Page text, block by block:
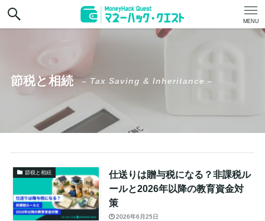
MENU
節税と相続 – Tax Saving & Inheritance –
節税と相続
仕送りは贈与税になる？非課税ル
ールと2026年以降の教育資金対
策
2026年6月25日